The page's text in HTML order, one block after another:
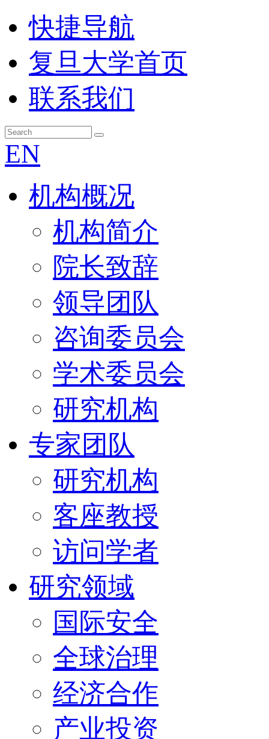
快捷导航
复旦大学首页
联系我们
EN
机构概况
机构简介
院长致辞
领导团队
咨询委员会
学术委员会
研究机构
专家团队
研究机构
客座教授
访问学者
研究领域
国际安全
全球治理
经济合作
产业投资